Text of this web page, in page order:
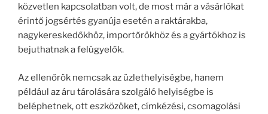
közvetlen kapcsolatban volt, de most már a vásárlókat
érintő jogsértés gyanúja esetén a raktárakba,
nagykereskedőkhöz, importőrökhöz és a gyártókhoz is
bejuthatnak a felügyelők.
Az ellenőrök nemcsak az üzlethelyiségbe, hanem
például az áru tárolására szolgáló helyiségbe is
beléphetnek, ott eszközöket, címkézési, csomagolási